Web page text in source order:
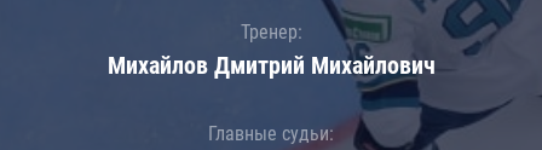
Тренер:
Михайлов Дмитрий Михайлович
Главные судьи: